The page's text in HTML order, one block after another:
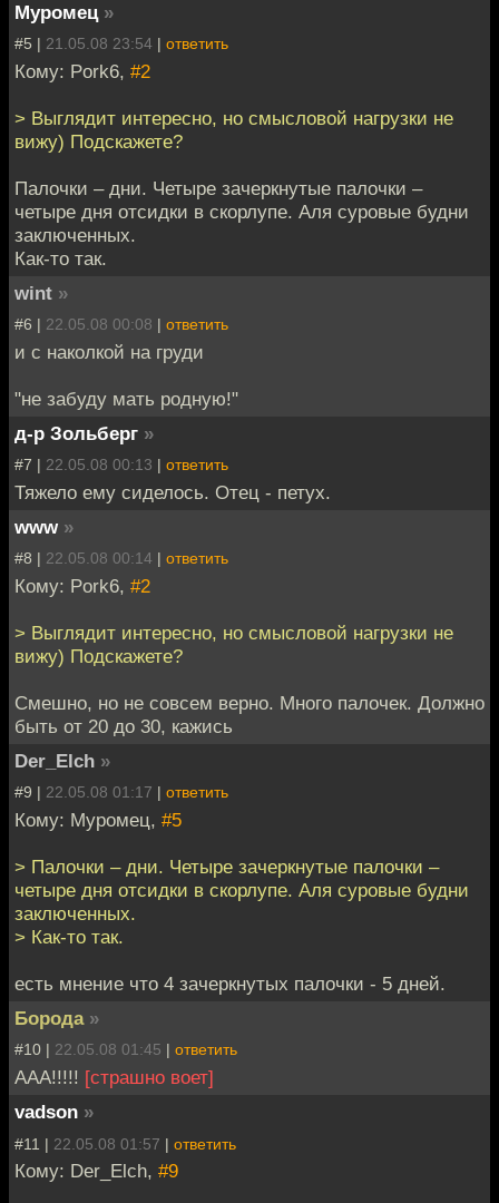
Муромец »
#5 | 21.05.08 23:54 | ответить
Кому: Pork6, #2
> Выглядит интересно, но смысловой нагрузки не
вижу) Подскажете?
Палочки – дни. Четыре зачеркнутые палочки –
четыре дня отсидки в скорлупе. Аля суровые будни
заключенных.
Как-то так.
wint »
#6 | 22.05.08 00:08 | ответить
и с наколкой на груди
"не забуду мать родную!"
д-р Зольберг »
#7 | 22.05.08 00:13 | ответить
Тяжело ему сиделось. Отец - петух.
www »
#8 | 22.05.08 00:14 | ответить
Кому: Pork6, #2
> Выглядит интересно, но смысловой нагрузки не
вижу) Подскажете?
Смешно, но не совсем верно. Много палочек. Должно
быть от 20 до 30, кажись
Der_Elch »
#9 | 22.05.08 01:17 | ответить
Кому: Муромец, #5
> Палочки – дни. Четыре зачеркнутые палочки –
четыре дня отсидки в скорлупе. Аля суровые будни
заключенных.
> Как-то так.
есть мнение что 4 зачеркнутых палочки - 5 дней.
Борода »
#10 | 22.05.08 01:45 | ответить
ААА!!!!! [страшно воет]
vadson »
#11 | 22.05.08 01:57 | ответить
Кому: Der_Elch, #9